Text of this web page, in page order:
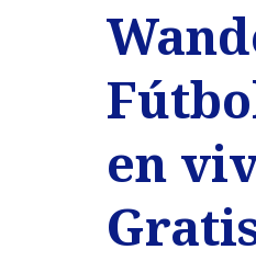
Regiones
Deportes
en